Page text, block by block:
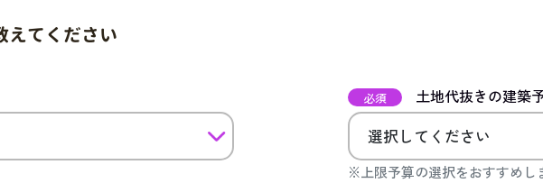
えてください
必須 土地代抜きの建築
※上限予算の選択をおすすめし